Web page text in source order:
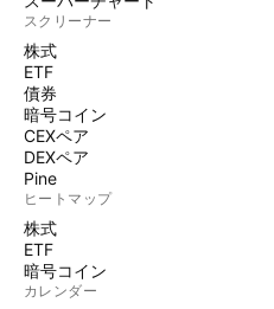
スクリーナー
株式
ETF
債券
暗号コイン
CEXペア
DEXペア
Pine
ヒートマップ
株式
ETF
暗号コイン
カレンダー